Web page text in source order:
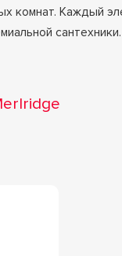
комнат. Каждый
сантехники.